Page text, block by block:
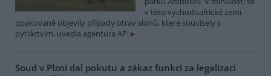
v této východoafrické zemi
opakovaně objevily případy otrav slonů, které souvisely s
pytláctvím, uvedla agentura AP.
Soud v Plzni dal pokutu a zákaz funkcí za legalizaci